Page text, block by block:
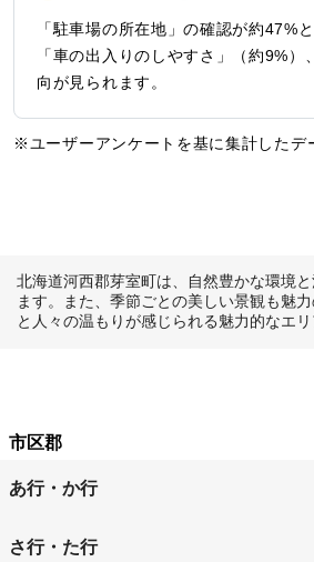
「駐車場の所在地」の確認が約47%
「車の出入りのしやすさ」（約9%
向が見られます。
※ユーザーアンケートを基に集計したデ
北海道河西郡芽室町は、自然豊かな環境
ます。また、季節ごとの美しい景観も魅
と人々の温もりが感じられる魅力的なエリ
市区郡
あ行・か行
旭川市
さ行・た行